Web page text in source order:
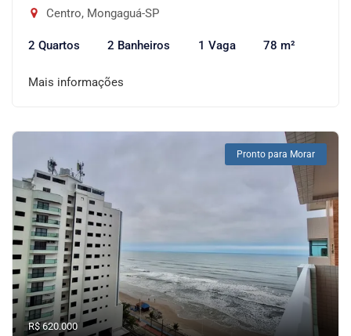
Centro, Mongaguá-SP
2 Quartos 2 Banheiros 1 Vaga 78 m²
Mais informações
Pronto para Morar
R$ 620.000